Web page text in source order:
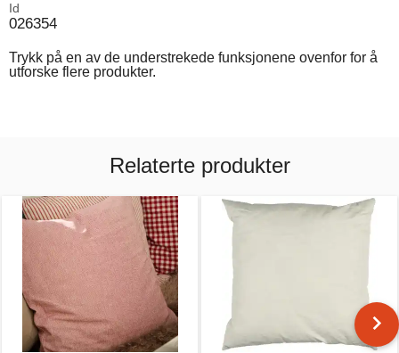
Id
026354
Trykk på en av de understrekede funksjonene ovenfor for å
utforske flere produkter.
Relaterte produkter